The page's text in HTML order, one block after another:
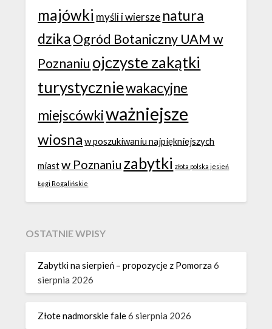
majówki myśli i wiersze natura
dzikaOgród Botaniczny UAM w
Poznaniu ojczyste zakątki
turystyczniewakacyjne
miejscówkiważniejsze
wiosna w poszukiwaniu najpiękniejszych
miastw Poznaniu zabytki złota polska jesień
Łęgi Rogalińskie
OSTATNIE WPISY
Zabytki na sierpień – propozycje z Pomorza6
sierpnia 2026
Złote nadmorskie fale6 sierpnia 2026